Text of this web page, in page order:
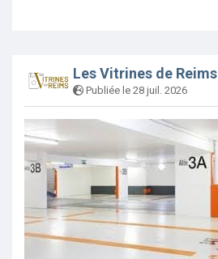
Les Vitrines de Reims
Publiée le 28 juil. 2026